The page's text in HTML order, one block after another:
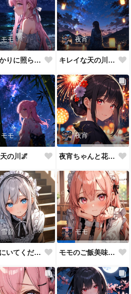
モモ
月明かりに照らされて🎵
夜宵
キレイな天の川が一面に…
モモ
天の川🌌
夜宵
夜宵ちゃんと花火大会
雪音
そばにいてください♥
モモ
モモのご飯美味しい？